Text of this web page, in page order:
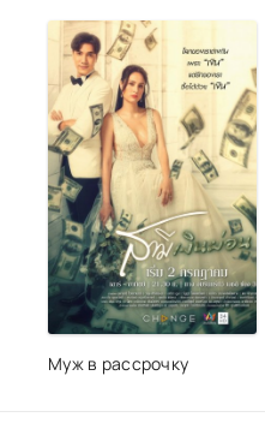
Муж в рассрочку